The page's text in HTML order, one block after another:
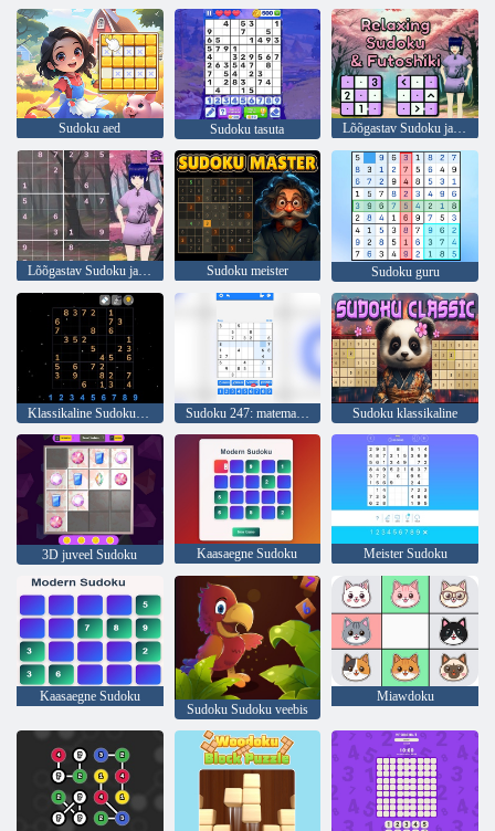
Sudoku aed Sudoku tasuta Lõõgastav Sudoku ja furusiki
Sudoku meister Sudoku guru
Sudoku 247: matemaatiline meister Sudoku klassikaline
3D juveel Sudoku Kaasaegne Sudoku Meister Sudoku
Kaasaegne Sudoku
Sudoku Sudoku veebis
Miawdoku